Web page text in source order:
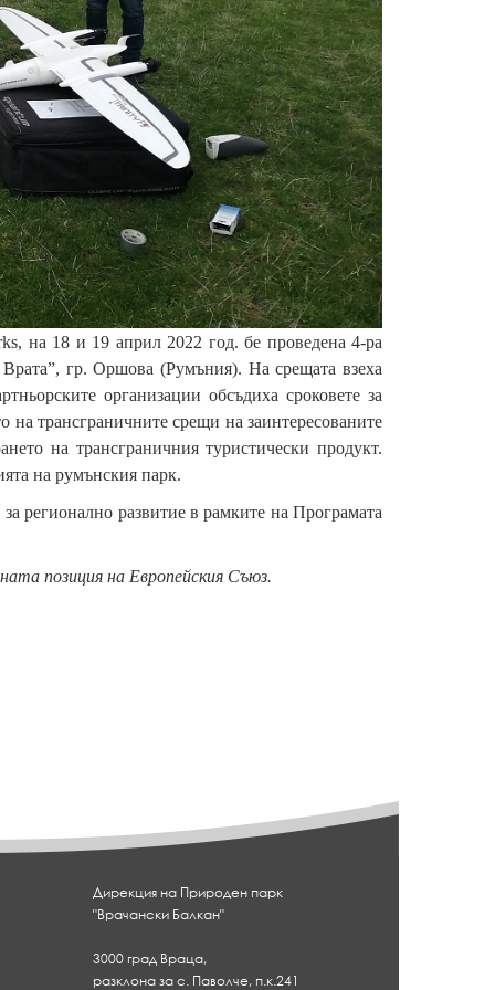
на 18 и 19 април 2022 год. бе проведена 4-ра
гр. Оршова (Румъния). На срещата взеха
организации обсъдиха сроковете за
трансграничните срещи на заинтересованите
на трансграничния туристически продукт.
на румънския парк.
регионално развитие в рамките на Програмата
позиция на Европейския Съюз.
Дирекция на Природен парк
"Врачански Балкан"
3000 град Враца,
разклона за с. Паволче, п.к.241